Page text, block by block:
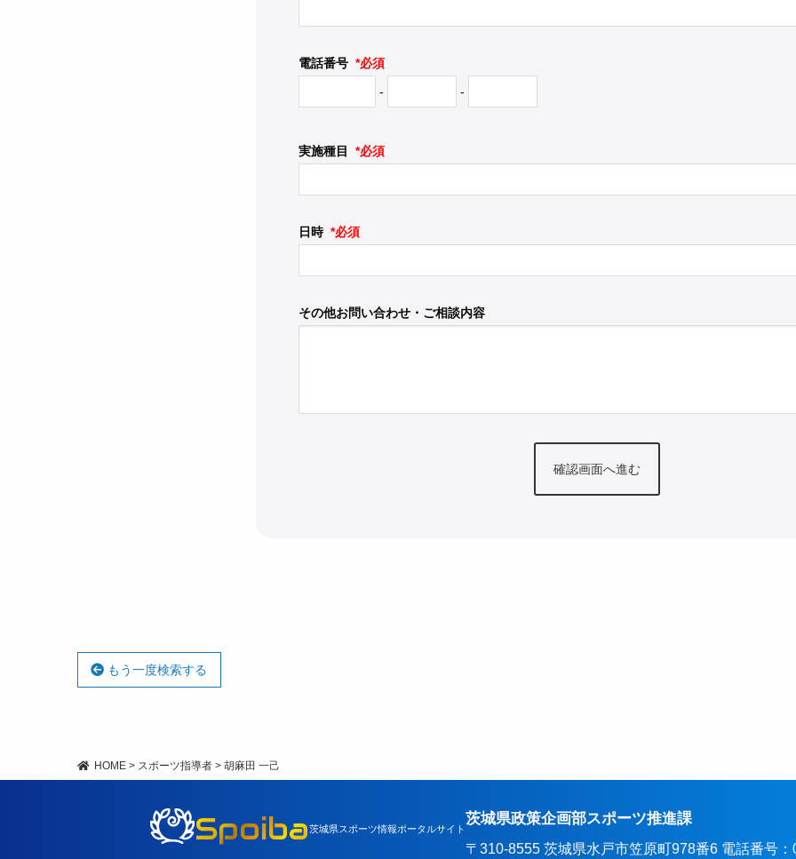
電話番号 *必須
-
-
実施種目 *必須
日時 *必須
その他お問い合わせ・ご相談内容
もう一度検索する
HOME > スポーツ指導者 > 胡麻田 一己
Spoiba茨城県スポーツ情報ポータルサイト
茨城県政策企画部スポーツ推進課
〒310-8555 茨城県水戸市笠原町978番6 電話番号